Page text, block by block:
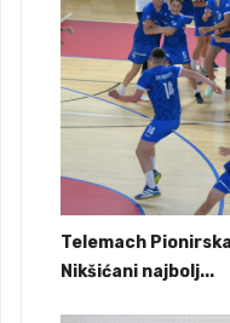
Telemach
Nikšićani najbolj...